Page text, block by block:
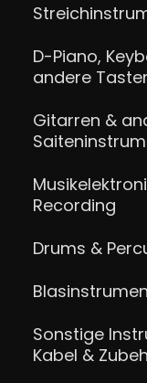
D-Piano,
andere
Gitarren &
Recording
Drums &
Sonstige
Kabel &